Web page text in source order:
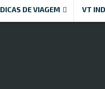
DICAS DE VIAGEM VT